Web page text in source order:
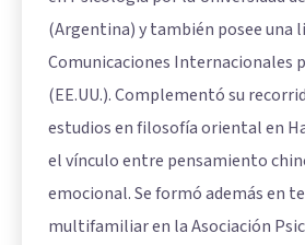
(Argentina) y también posee una
Comunicaciones Internacionales
(EE.UU.). Complementó su
estudios en filosofía oriental en
el vínculo entre pensamiento
emocional. Se formó además en
multifamiliar en la Asociación